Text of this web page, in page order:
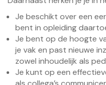
Je beschikt over een
bent in opleiding
Je bent op de hoogte
je vak en past nieuwe
zowel inhoudelijk als
Je kunt op een